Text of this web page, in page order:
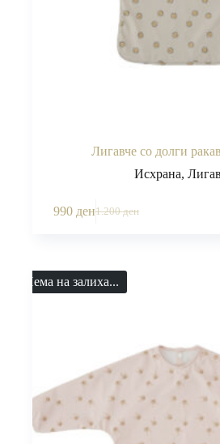
Лигавче со долги
Исхрана,
1.200ден
990 ден
Нема на залиха...